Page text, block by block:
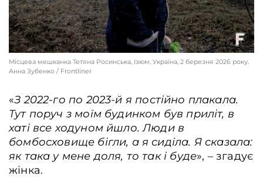
Місцева мешканка Тетяна Росинська, Ізюм, Україна, 2 березня 2026 року.
Анна Зубенко / Frontliner
«З 2022-го по 2023-й я постійно плакала.
Тут поруч з моїм будинком був приліт, в
хаті все ходуном йшло. Люди в
бомбосховище бігли, а я сиділа. Я сказала:
як така у мене доля, то так і буде», – згадує
жінка.